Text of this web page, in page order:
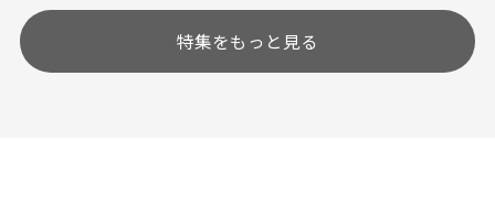
特集をもっと見る